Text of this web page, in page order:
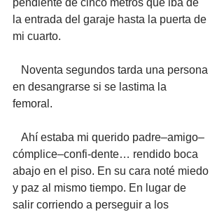
pendiente de cinco metros que iba de
la entrada del garaje hasta la puerta de
mi cuarto.
en desangrarse si se lastima la
femoral.
cómplice–confi-dente… rendido boca
abajo en el piso. En su cara noté miedo
y paz al mismo tiempo. En lugar de
salir corriendo a perseguir a los